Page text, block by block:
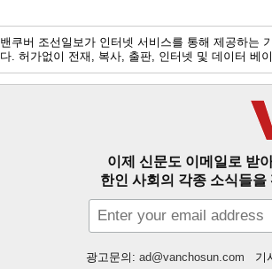
밴쿠버 조선일보가 인터넷 서비스를 통해 제공하는
다. 허가없이 전재, 복사, 출판, 인터넷 및 데이터 베
이제 신문도 이메일로 받
한인 사회의 각종 소식들
광고문의: ad@vanchosun.com 기